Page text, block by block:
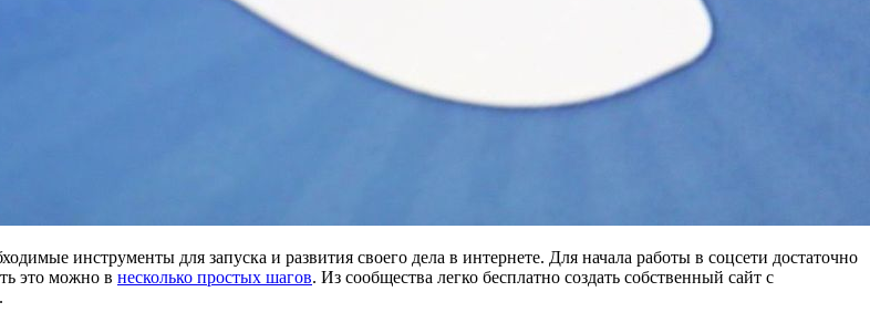
инструменты для запуска и развития своего дела в интернете. Для начала работы в соцсети достаточно
это можно в несколько простых шагов. Из сообщества легко бесплатно создать собственный сайт с